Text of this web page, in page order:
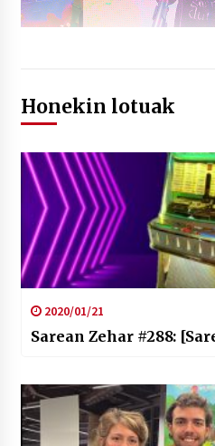
Honekin lotuak
2020/01/21
Sarean Zehar #288: